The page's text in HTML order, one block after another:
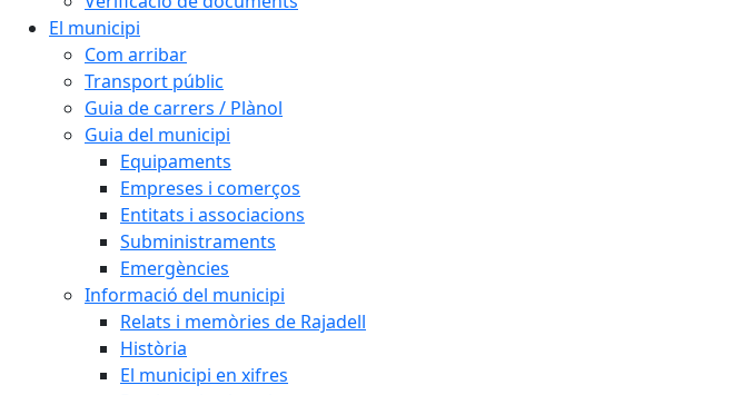
El municipi
Com arribar
Transport públic
Guia de carrers / Plànol
Guia del municipi
Equipaments
Empreses i comerços
Entitats i associacions
Subministraments
Emergències
Informació del municipi
Relats i memòries de Rajadell
Història
El municipi en xifres